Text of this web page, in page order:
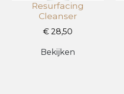
Resurfacing
Cleanser
€ 28,50
Bekijken